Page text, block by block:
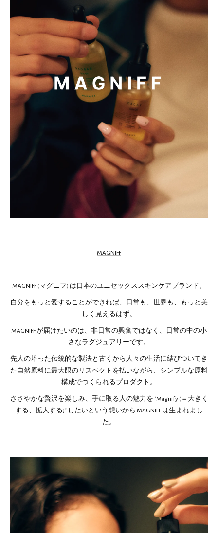
MAGNIFF
MAGNIFF (マグニフ) は日本のユニセックススキンケアブランド。
自分をもっと愛することができれば、日常も、世界も、もっと美
しく見えるはず。
MAGNIFF が届けたいのは、非日常の興奮ではなく、日常の中の小
さなラグジュアリーです。
先人の培った伝統的な製法と古くから人々の生活に結びついてき
た自然原料に最大限のリスペクトを払いながら、シンプルな原料
構成でつくられるプロダクト。
ささやかな贅沢を楽しみ、手に取る人の魅力を "Magnify (＝大きく
する、拡大する)" したいという想いから MAGNIFF は生まれまし
た。